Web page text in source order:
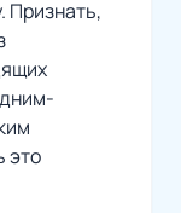
Признать,
это